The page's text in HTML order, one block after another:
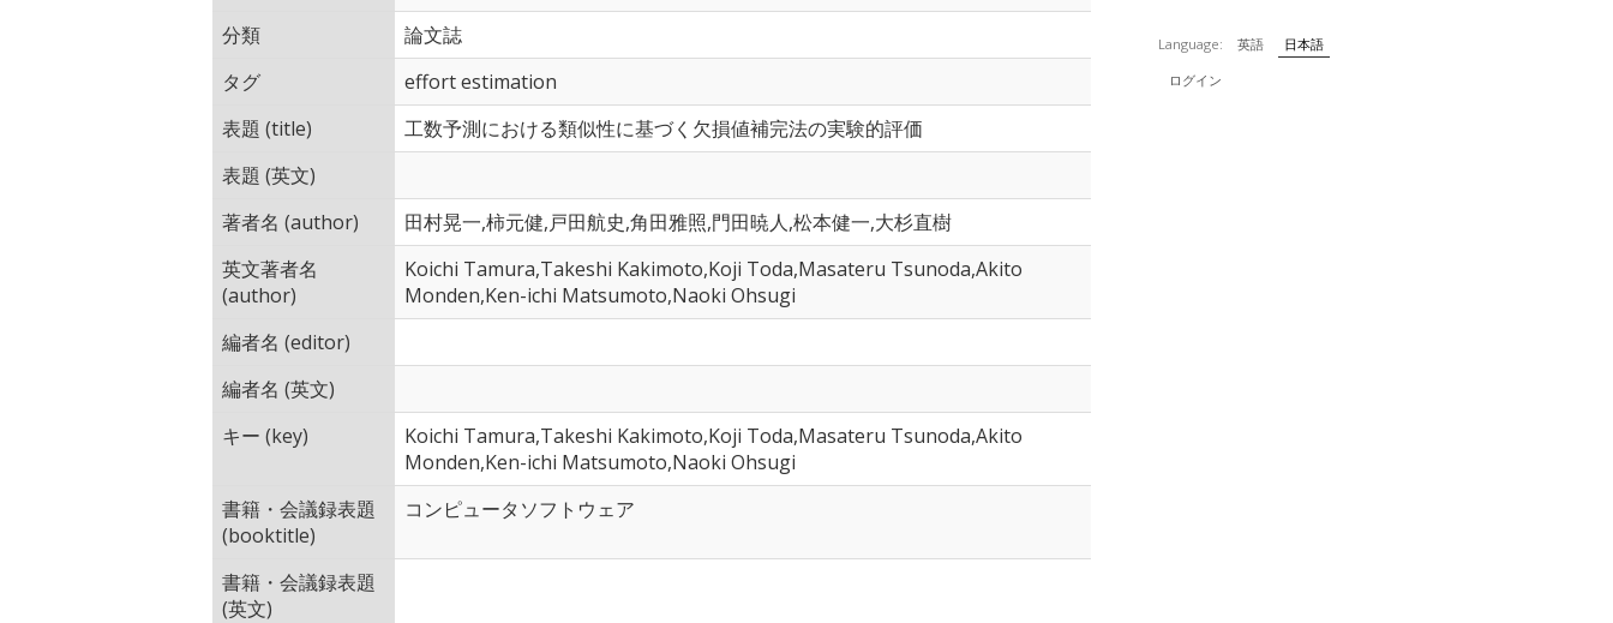
分類
論文誌
タグ
effort estimation
表題 (title)
工数予測における類似性に基づく欠損値補完法の実験的評価
表題 (英文)
著者名 (author)
田村晃一,柿元健,戸田航史,角田雅照,門田暁人,松本健一,大杉直樹
英文著者名
(author)
Koichi Tamura,Takeshi Kakimoto,Koji Toda,Masateru Tsunoda,Akito
Monden,Ken-ichi Matsumoto,Naoki Ohsugi
編者名 (editor)
編者名 (英文)
キー (key)
Koichi Tamura,Takeshi Kakimoto,Koji Toda,Masateru Tsunoda,Akito
Monden,Ken-ichi Matsumoto,Naoki Ohsugi
書籍・会議録表題
(booktitle)
コンピュータソフトウェア
書籍・会議録表題
(英文)
Language: 英語
日本語
ログイン